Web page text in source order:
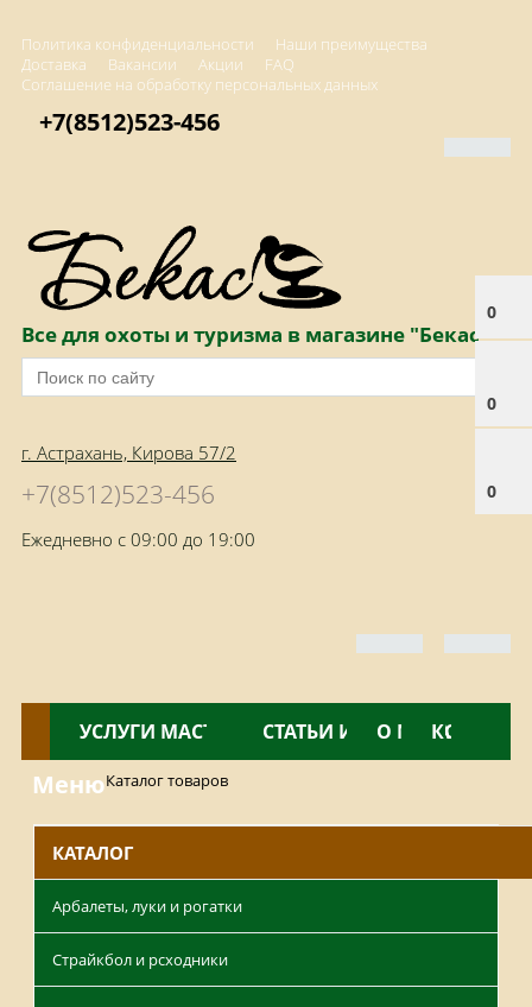
Политика конфиденциальности
Наши преимущества
Доставка
Вакансии Акции
FAQ
Соглашение на обработку персональных данных
0
0
0
+7(8512)523-456
Все для охоты и туризма в магазине "Бекас"
г. Астрахань, Кирова 57/2
+7(8512)523-456
Ежедневно с 09:00 до 19:00
КАТАЛОГ
УСЛУГИ МАСТЕРСКОЙНОВОСТИ
СТАТЬИ И ОБЗОРЫ
О МАГАЗИНЕ
МенюКаталог товаров
КАТАЛОГ
Арбалеты, луки и рогатки
Страйкбол и рсходники